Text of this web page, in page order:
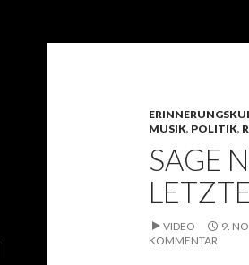
MUSIK, POLITIK,
SAGE
VIDEO 9.
KOMMENTAR